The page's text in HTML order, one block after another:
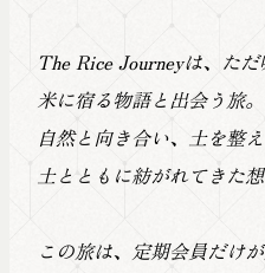
The Rice Journeyは、た
米に宿る物語と出会う旅。
自然と向き合い、土を整
土とともに紡がれてきた
この旅は、定期会員だけ